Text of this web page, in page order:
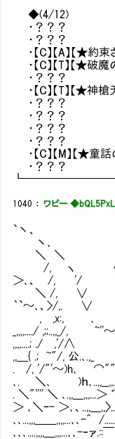
◆(4/12)
・？？？
・？？？
・【C】【A】【★約
・【C】【T】【★
・？？？
・【C】【T】【★神
・？？？
・？？？
・？？？
・？？？
・【C】【M】【★
・？？？
1040 ： ワビー
`丶、 _,.､､
丶､ ,ｘf
＼ ＼ ,心
/, ヽ 〈
＞､、 /, '/
＼ /, ∨ '//////
｀`～､、>/,. ∨ '/
, ,x:, ､ ,,ｘf〔ﾆ
_,,,,..../ ,;;..,,_/,
,,,,....; ./ ,'/∧ L｣｣
,,＿{ .; ~"/, 公.､
. /, '/"'～)h､
､. ＼､ )ｈ､
. ＼"'''' ＼ ､
＞ ､＼ｰ- ＞､、
､､
､､､....,,,,___,,,...